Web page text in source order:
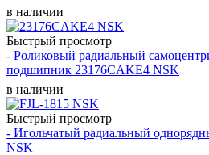
в наличии
Быстрый просмотр
- Роликовый радиальный
подшипник 23176CAKE4 NSK
в наличии
Быстрый просмотр
- Игольчатый радиальный
NSK